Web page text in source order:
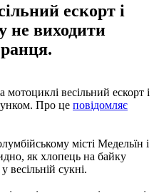
ескорт і
не виходити
весільний ескорт і
Про це повідомляє
місті Медельїн і
як хлопець на байку
весільній сукні.